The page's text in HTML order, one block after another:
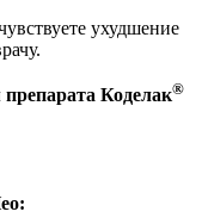
ухудшение
Коделак®